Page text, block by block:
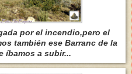
por el incendio,pero el
también ese Barranc de la
íbamos a subir...